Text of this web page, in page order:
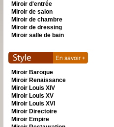
Miroir d'entrée
Miroir de salon
Miroir de chambre
Miroir de dressing
Miroir salle de bain
Miroir Baroque
Miroir Renaissance
Miroir Louis XIV
Miroir Louis XV
Miroir Louis XVI
Miroir Directoire
Miroir Empire